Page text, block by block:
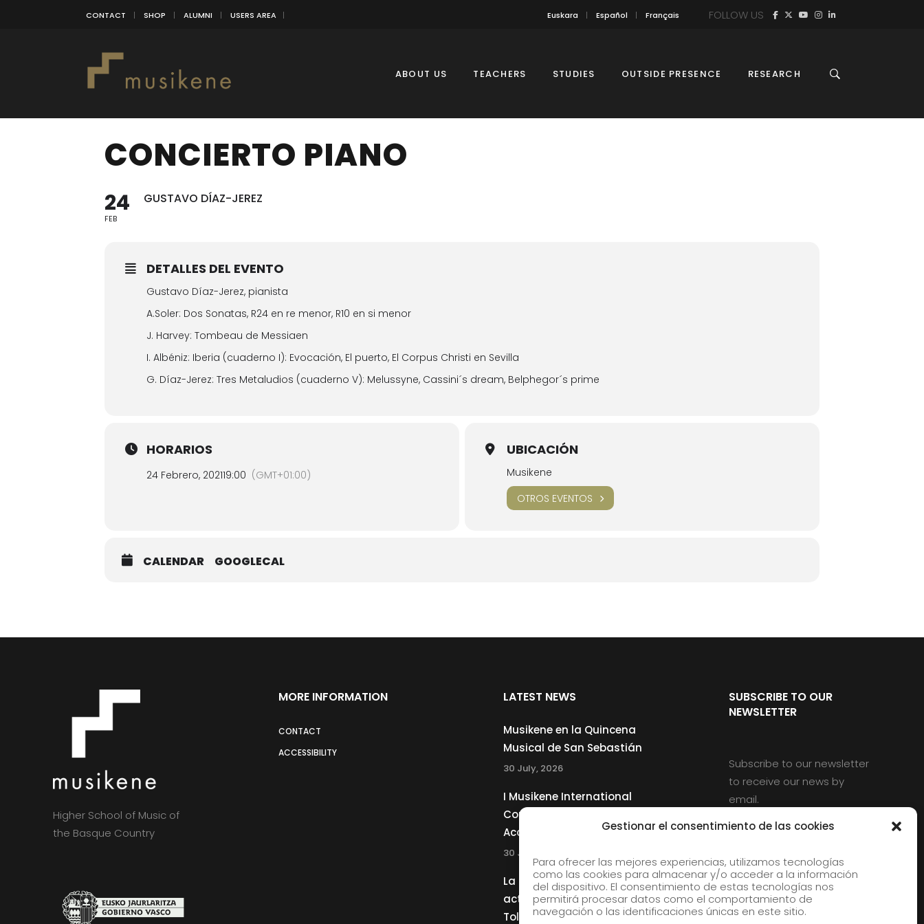
Gestionar el consentimiento de las cookies
Para ofrecer las mejores experiencias, utilizamos tecnologías
como las cookies para almacenar y/o acceder a la información
del dispositivo. El consentimiento de estas tecnologías nos
permitirá procesar datos como el comportamiento de
navegación o las identificaciones únicas en este sitio.
CONTACT SHOP ALUMNI USERS AREA Euskara Español Français FOLLOW US
ABOUT US TEACHERS STUDIES OUTSIDE PRESENCE RESEARCH
CONCIERTO PIANO
24
FEB
GUSTAVO DÍAZ-JEREZ
DETALLES DEL EVENTO
Gustavo Díaz-Jerez, pianista
A.Soler: Dos Sonatas, R24 en re menor, R10 en si menor
J. Harvey: Tombeau de Messiaen
I. Albéniz: Iberia (cuaderno I): Evocación, El puerto, El Corpus Christi en Sevilla
G. Díaz-Jerez: Tres Metaludios (cuaderno V): Melussyne, Cassini´s dream, Belphegor´s prime
HORARIOS
24 Febrero, 202119:00 (GMT+01:00)
UBICACIÓN
Musikene
OTROS EVENTOS
CALENDAR GOOGLECAL
Higher School of Music of
the Basque Country
MORE INFORMATION
CONTACT
ACCESSIBILITY
LATEST NEWS
Musikene en la Quincena
Musical de San Sebastián
30 July, 2026
I Musikene International
Competition for Young
Accordionists
30 July, 2026
La Musikene Big Band
actuará junto a Charles
Tolliver en el 61 Jazzaldia
SUBSCRIBE TO OUR
NEWSLETTER
Subscribe to our newsletter
to receive our news by
email.